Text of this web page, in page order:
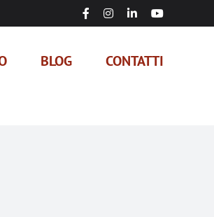
FacebookInstagram
LinkedInYouTube
BLOG CONTATTI